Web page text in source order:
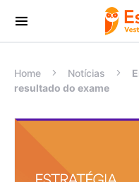
Procurar:
Home Notícias
resultado do exame